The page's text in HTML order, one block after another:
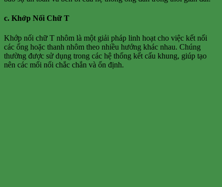
c. Khớp Nối Chữ T
Khớp nối chữ T nhôm là một giải pháp linh hoạt cho việc kết nối
các ống hoặc thanh nhôm theo nhiều hướng khác nhau. Chúng
thường được sử dụng trong các hệ thống kết cấu khung, giúp tạo
nên các mối nối chắc chắn và ổn định.